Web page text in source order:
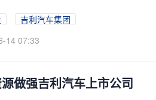
吉利汽车集团
14 07:33
做强吉利汽车上市公司